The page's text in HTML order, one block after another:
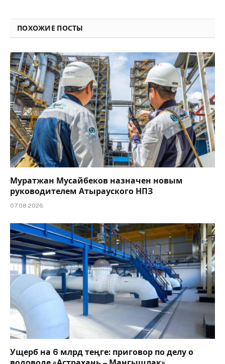
ПОХОЖИЕ ПОСТЫ
Муратжан Мусайбеков назначен новым
руководителем Атырауского НПЗ
07.08.2026
Ущерб на 6 млрд теңге: приговор по делу о